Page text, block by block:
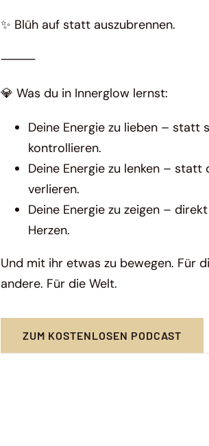
✨ Blüh auf statt auszubrennen.
⸻
💎 Was du in Innerglow lernst:
Deine Energie zu lieben – statt
kontrollieren.
Deine Energie zu lenken – statt
verlieren.
Deine Energie zu zeigen –
Herzen.
Und mit ihr etwas zu bewegen. Für
andere. Für die Welt.
ZUM KOSTENLOSEN PODCAST